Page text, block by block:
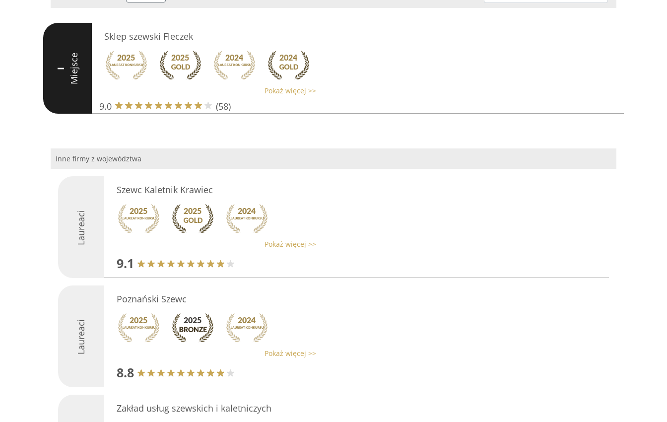
I Miejsce
Sklep szewski Fleczek
Pokaż więcej >>
9.0 (58)
Inne firmy z województwa
Laureaci
Szewc Kaletnik Krawiec
Pokaż więcej >>
9.1
Laureaci
Poznański Szewc
Pokaż więcej >>
8.8
Zakład usług szewskich i kaletniczych